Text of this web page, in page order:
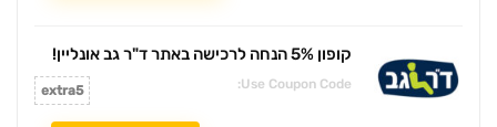
קופון 5% הנחה לרכישה באתר ד"ר גב אונליין!
Use Coupon Code:
extra5